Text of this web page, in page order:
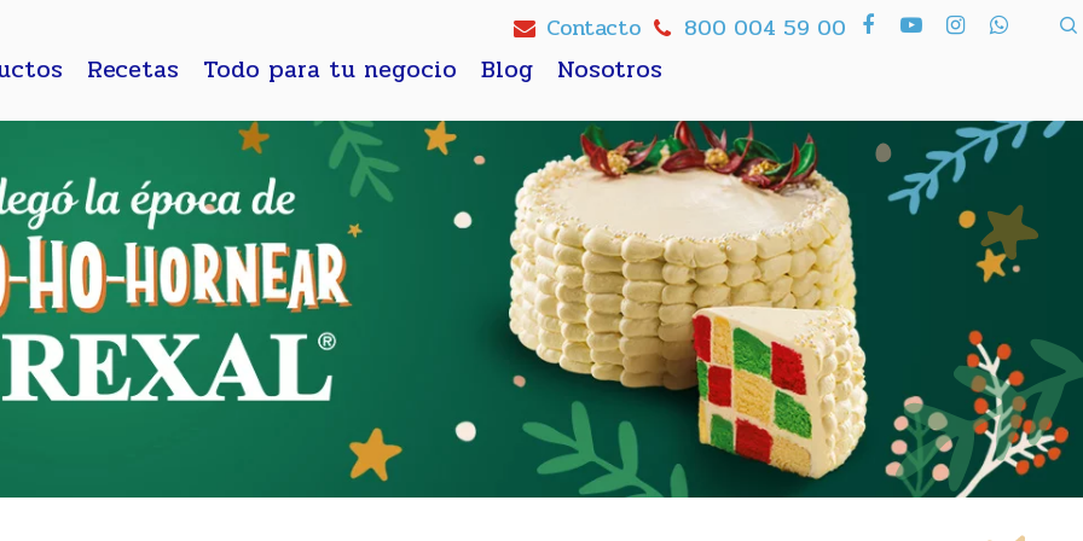
Recetas Todo para tu negocio Blog Nosotros
Contacto 800 004 59 00